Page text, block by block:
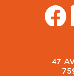
47